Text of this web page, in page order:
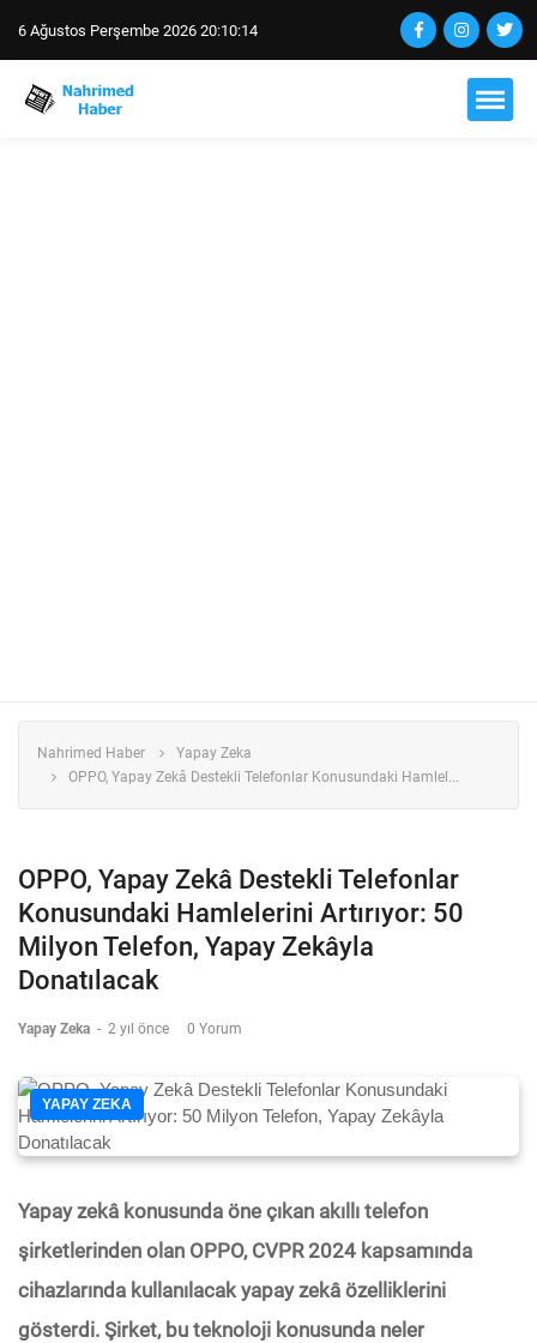
6 Ağustos Perşembe 2026 20:10:15
Nahrimed Haber
Yapay Zeka
OPPO, Yapay Zekâ Destekli Telefonlar Konusundaki Hamlel...
OPPO, Yapay Zekâ Destekli Telefonlar
Konusundaki Hamlelerini Artırıyor: 50
Milyon Telefon, Yapay Zekâyla
Donatılacak
Yapay Zeka - 2 yıl önce 0 Yorum
YAPAY ZEKA
Yapay zekâ konusunda öne çıkan akıllı telefon
şirketlerinden olan OPPO, CVPR 2024 kapsamında
cihazlarında kullanılacak yapay zekâ özelliklerini
gösterdi. Şirket, bu teknoloji konusunda neler